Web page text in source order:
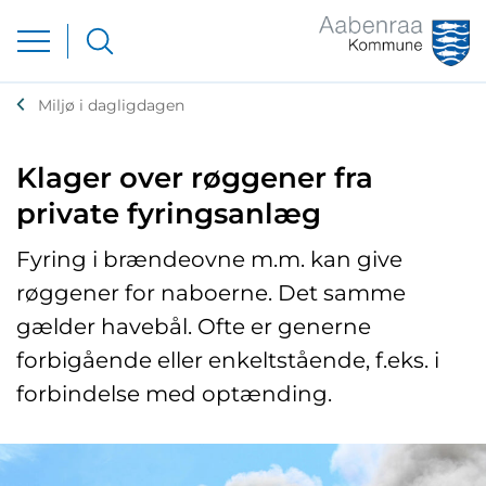
Miljø i dagligdagen
Klager over røggener fra
private fyringsanlæg
Fyring i brændeovne m.m. kan give
røggener for naboerne. Det samme
gælder havebål. Ofte er generne
forbigående eller enkeltstående, f.eks. i
forbindelse med optænding.